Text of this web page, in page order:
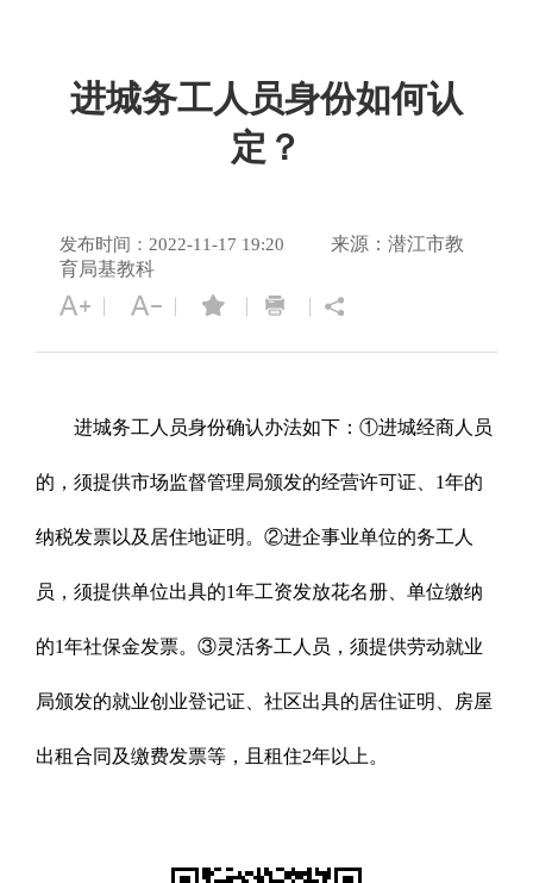
进城务工人员身份如何认
定？
发布时间：2022-11-17 19:20
来源：潜江市教
育局基教科
进城务工人员身份确认办法如下：①进城经商人员
的，须提供市场监督管理局颁发的经营许可证、1年的
纳税发票以及居住地证明。②进企事业单位的务工人
员，须提供单位出具的1年工资发放花名册、单位缴纳
的1年社保金发票。③灵活务工人员，须提供劳动就业
局颁发的就业创业登记证、社区出具的居住证明、房屋
出租合同及缴费发票等，且租住2年以上。